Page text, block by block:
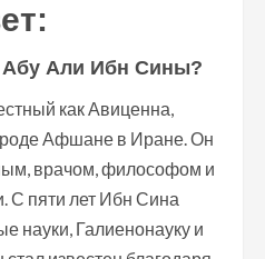
Абу Али Ибн Сины?
как Авиценна,
Афшане в Иране. Он
врачом, философом и
С пяти лет Ибн Сина
науки, Галиенонауку и